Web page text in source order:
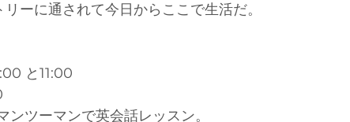
ーに通されて今日からここで生活だ。
と11:00
ンツーマンで英会話レッスン。